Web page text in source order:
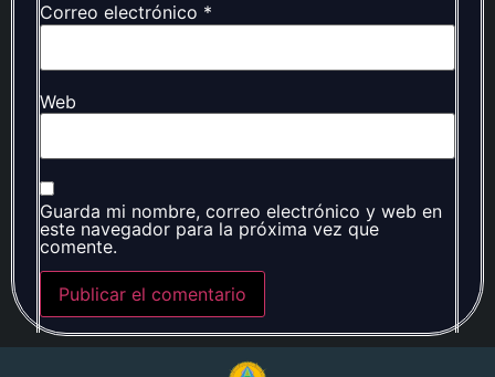
Correo electrónico *
Web
Guarda mi nombre, correo electrónico y web en
este navegador para la próxima vez que
comente.